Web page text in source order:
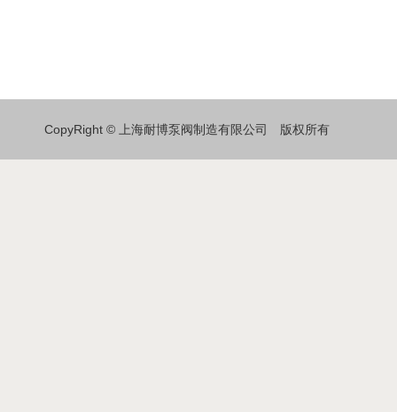
CopyRight © 上海耐博泵阀制造有限公司 版权所有